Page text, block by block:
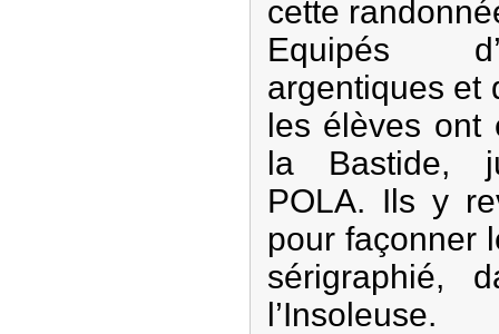
cette
Equipés
argentiques et
les élèves ont
la Bastide,
POLA. Ils y
pour façonner
sérigraphié,
l’Insoleuse.